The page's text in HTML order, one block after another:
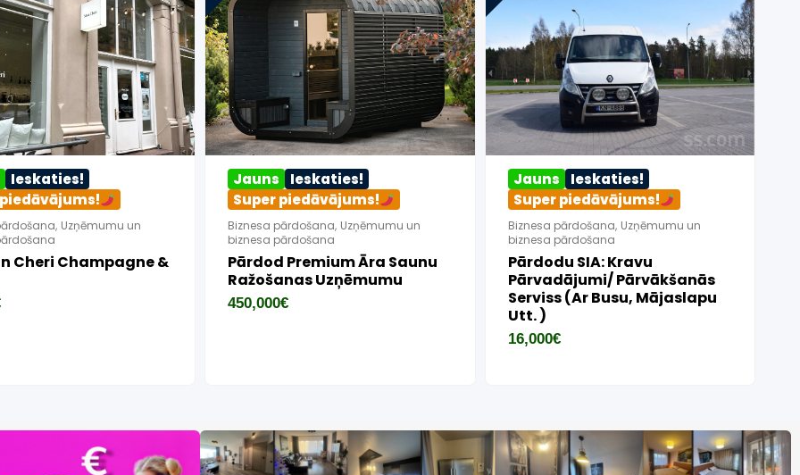
Jauns
Super piedāvājums!
Biznesa pārdošana
likvidācijas noliktavas un inventāra
izpārdošana
Veikals Angārs
Ieskaties!
Super piedāvājums!
E-komercija, IT, E-komercijas vietņu,
interneta veikalu pārdošana
Pārdošanā Arābu Smaržu,
Nišas Smaržu Un Dizaineru
Ieskaties!
Super piedāvājums!
Biznesa pārdošana
biznesa pārdošana
Vending Cukurvates
45,000 €